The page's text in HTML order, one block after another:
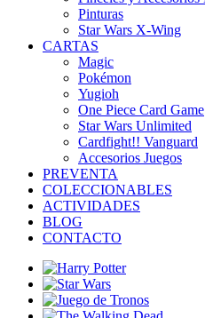
Pinturas
Star Wars X-Wing
CARTAS
Magic
Pokémon
Yugioh
One Piece Card Game
Star Wars Unlimited
Cardfight!! Vanguard
Accesorios Juegos
PREVENTA
COLECCIONABLES
ACTIVIDADES
BLOG
CONTACTO